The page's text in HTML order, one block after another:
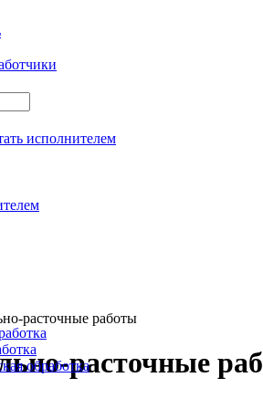
исполнителем
обработка
расточные работы
расточные